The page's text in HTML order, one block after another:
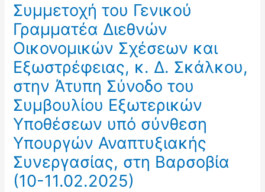
Συμμετοχή του Γενικού
Γραμματέα Διεθνών
Οικονομικών Σχέσεων και
Εξωστρέφειας, κ. Δ. Σκάλκου,
στην Άτυπη Σύνοδο του
Συμβουλίου Εξωτερικών
Υποθέσεων υπό σύνθεση
Υπουργών Αναπτυξιακής
Συνεργασίας, στη Βαρσοβία
(10-11.02.2025)